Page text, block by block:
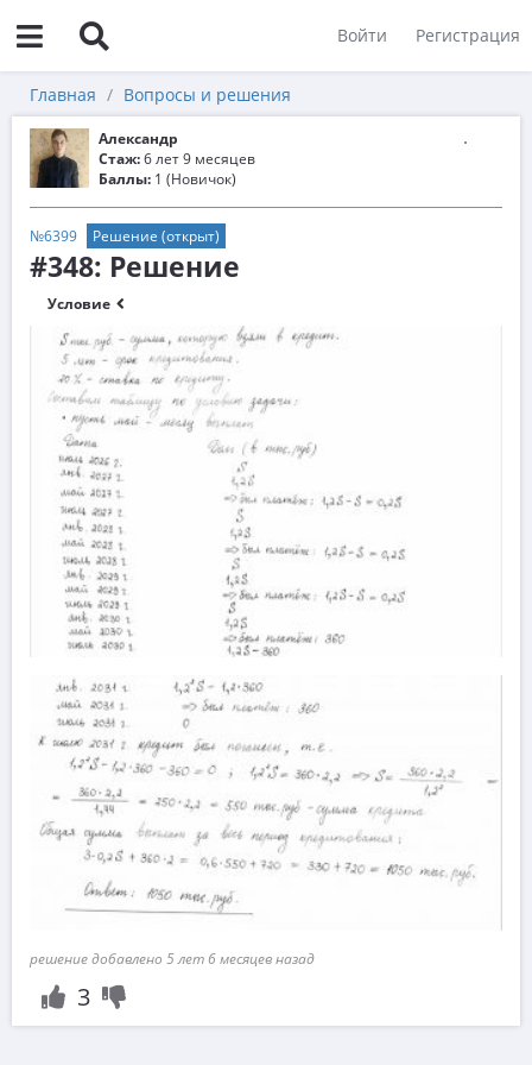
Войти Регистрация
Главная Вопросы и решения
Александр
Стаж:6 лет 9 месяцев
Баллы: 1 (Новичок)
№6399 Решение (открыт)
#348: Решение
Условие
решение добавлено 5 лет 6 месяцев назад
3